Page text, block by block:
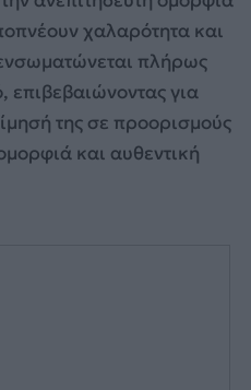
χαλαρότητα και
πλήρως
επιβεβαιώνοντας για
της σε προορισμούς
και αυθεντική